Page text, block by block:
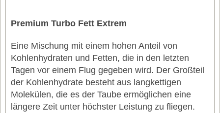
Premium Turbo Fett Extrem
Eine Mischung mit einem hohen Anteil von
Kohlenhydraten und Fetten, die in den letzten
Tagen vor einem Flug gegeben wird. Der Großteil
der Kohlenhydrate besteht aus langkettigen
Molekülen, die es der Taube ermöglichen eine
längere Zeit unter höchster Leistung zu fliegen.